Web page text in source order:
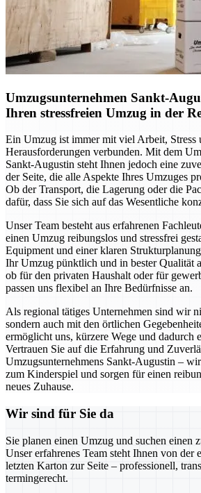
Umzugsunternehmen Sankt-
Ihren stressfreien Umzug in der
Ein Umzug ist immer mit viel Arbeit, Stress
Herausforderungen verbunden. Mit dem
Sankt-Augustin steht Ihnen jedoch eine
der Seite, die alle Aspekte Ihres Umzuges
Ob der Transport, die Lagerung oder die
dafür, dass Sie sich auf das Wesentliche
Unser Team besteht aus erfahrenen
einen Umzug reibungslos und stressfrei
Equipment und einer klaren
Ihr Umzug pünktlich und in bester Qualität
ob für den privaten Haushalt oder für
passen uns flexibel an Ihre Bedürfnisse an.
Als regional tätiges Unternehmen sind wir
sondern auch mit den örtlichen
ermöglicht uns, kürzere Wege und dadurch
Vertrauen Sie auf die Erfahrung und
Umzugsunternehmens Sankt-Augustin –
zum Kinderspiel und sorgen für einen
neues Zuhause.
Wir sind für Sie da
Sie planen einen Umzug und suchen einen
Unser erfahrenes Team steht Ihnen von der
letzten Karton zur Seite – professionell,
termingerecht.